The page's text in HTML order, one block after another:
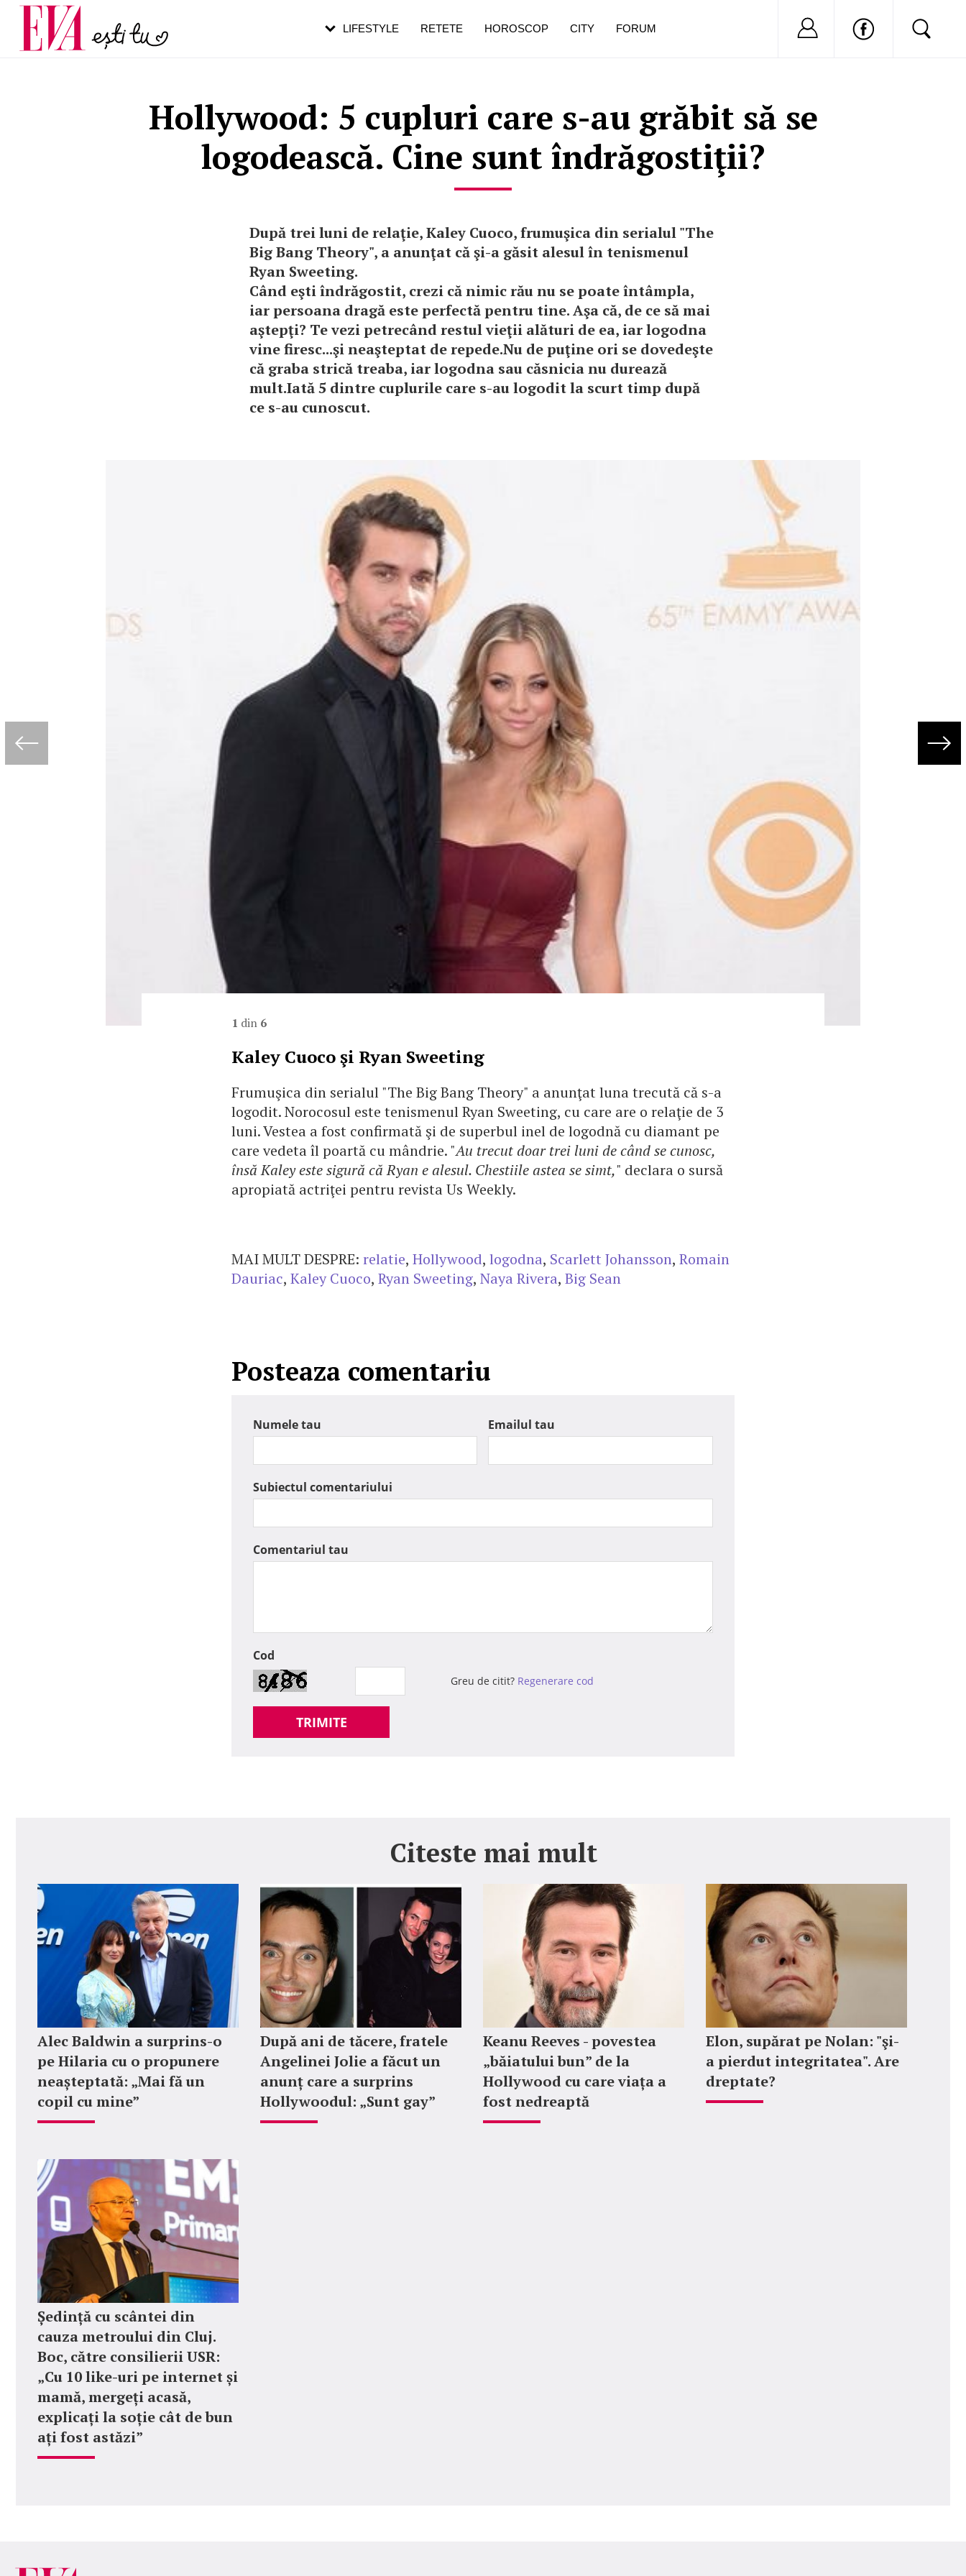
Hollywood: 5 cupluri care s-au grăbit să se
logodească. Cine sunt îndrăgostiţii?
După trei luni de relaţie, Kaley Cuoco, frumuşica din serialul "The
Big Bang Theory", a anunţat că şi-a găsit alesul în tenismenul
Ryan Sweeting.
Când eşti îndrăgostit, crezi că nimic rău nu se poate întâmpla,
iar persoana dragă este perfectă pentru tine. Aşa că, de ce să mai
aştepţi? Te vezi petrecând restul vieţii alături de ea, iar logodna
vine firesc...şi neaşteptat de repede.Nu de puţine ori se dovedeşte
că graba strică treaba, iar logodna sau căsnicia nu durează
mult.Iată 5 dintre cuplurile care s-au logodit la scurt timp după
ce s-au cunoscut.
1 din 6
Kaley Cuoco şi Ryan Sweeting
Frumuşica din serialul "The Big Bang Theory" a anunţat luna trecută că s-a
logodit. Norocosul este tenismenul Ryan Sweeting, cu care are o relaţie de 3
luni. Vestea a fost confirmată şi de superbul inel de logodnă cu diamant pe
care vedeta îl poartă cu mândrie. "Au trecut doar trei luni de când se cunosc,
însă Kaley este sigură că Ryan e alesul. Chestiile astea se simt," declara o sursă
apropiată actriţei pentru revista Us Weekly.
MAI MULT DESPRE: relatie, Hollywood, logodna, Scarlett Johansson, Romain
Dauriac, Kaley Cuoco, Ryan Sweeting, Naya Rivera, Big Sean
Posteaza comentariu
Numele tau Emailul tau
Subiectul comentariului
Comentariul tau
Cod
Greu de citit? Regenerare cod
TRIMITE
Citeste mai mult
Alec Baldwin a surprins-o
pe Hilaria cu o propunere
neașteptată: „Mai fă un
copil cu mine”
După ani de tăcere, fratele
Angelinei Jolie a făcut un
anunț care a surprins
Hollywoodul: „Sunt gay”
Keanu Reeves - povestea
„băiatului bun” de la
Hollywood cu care viața a
fost nedreaptă
Elon, supărat pe Nolan: "şi-
a pierdut integritatea". Are
dreptate?
Ședință cu scântei din
cauza metroului din Cluj.
Boc, către consilierii USR:
„Cu 10 like-uri pe internet și
mamă, mergeți acasă,
explicați la soție cât de bun
ați fost astăzi”
LIFESTYLE RETETE HOROSCOP CITY FORUM Nu ai cont?
Carieră
Actualitate
pe măsură ce înaintezi în vârstă
de dureroasă este investigația